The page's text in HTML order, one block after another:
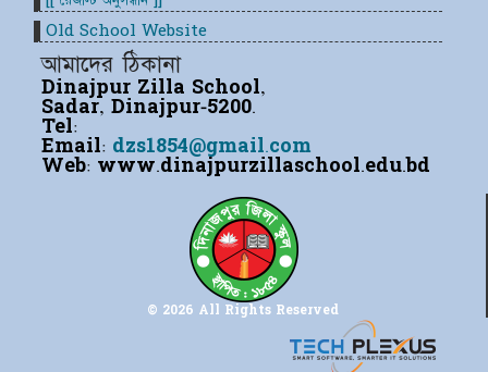
© 2026 All Rights Reserved
আমাদের ঠিকানা
Dinajpur Zilla School,
Sadar, Dinajpur-5200.
Tel:
Email: dzs1854@gmail.com
Web: www.dinajpurzillaschool.edu.bd
Old School Website